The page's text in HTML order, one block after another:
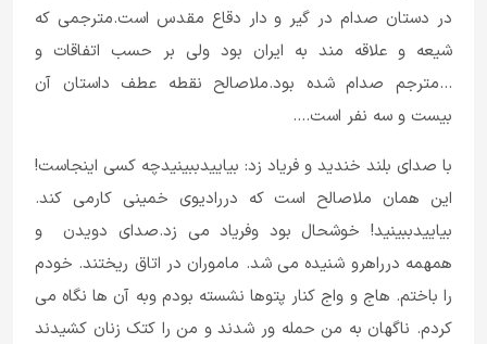
در دستان صدام در گیر و دار دقاع مقدس است.مترجمی که
شیعه و علاقه مند به ایران بود ولی بر حسب اتفاقات و
...مترجم صدام شده بود.ملاصالح نقطه عطف داستان آن
بیست و سه نفر است....
با صدای بلند خندید و فریاد زد: بیاییدببینیدچه کسی اینجاست!
این همان ملاصالح است که دررادیوی خمینی کارمی کند.
بیاییدببینید! خوشحال بود وفریاد می زد.صدای دویدن و
همهمه درراهرو شنیده می شد. ماموران در اتاق ریختند. خودم
را باختم. هاج و واج کنار پتوها نشسته بودم وبه آن ها نگاه می
کردم. ناگهان به من حمله ور شدند و من را کتک زنان کشیدند